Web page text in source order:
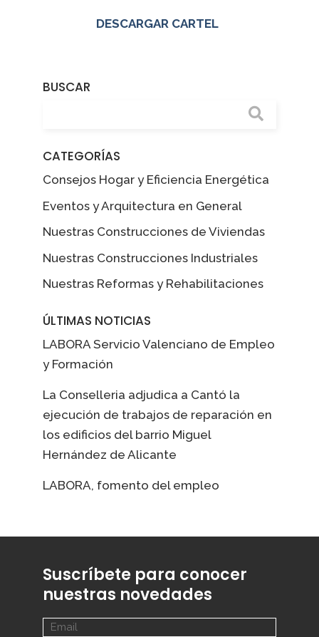
DESCARGAR CARTEL
BUSCAR
CATEGORÍAS
Consejos Hogar y Eficiencia Energética
Eventos y Arquitectura en General
Nuestras Construcciones de Viviendas
Nuestras Construcciones Industriales
Nuestras Reformas y Rehabilitaciones
ÚLTIMAS NOTICIAS
LABORA Servicio Valenciano de Empleo
y Formación
La Conselleria adjudica a Cantó la
ejecución de trabajos de reparación en
los edificios del barrio Miguel
Hernández de Alicante
LABORA, fomento del empleo
Suscríbete para conocer
nuestras novedades